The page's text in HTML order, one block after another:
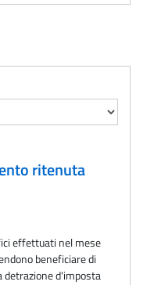
ritenuta
effettuati nel mese
beneficiare di
detrazione d'imposta